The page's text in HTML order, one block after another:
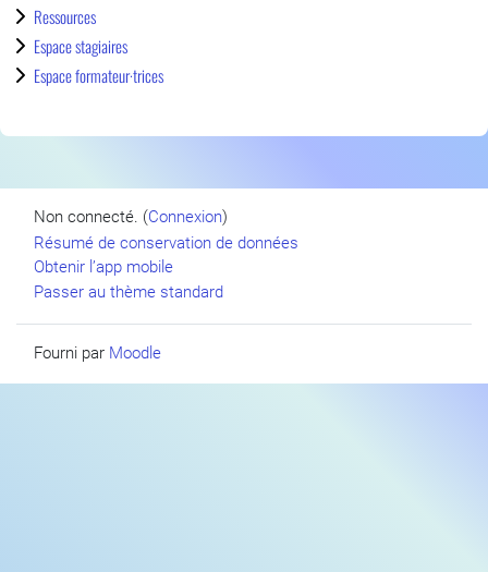
Ressources
Espace stagiaires
Espace formateur·trices
Non connecté. (Connexion)
Résumé de conservation de données
Obtenir l’app mobile
Passer au thème standard
Fourni par Moodle